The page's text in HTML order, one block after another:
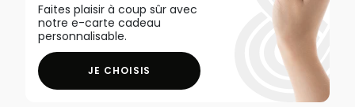
Faites plaisir à coup sûr avec
notre e-carte cadeau
personnalisable.
JE CHOISIS